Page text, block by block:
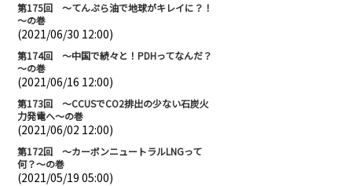
第175回 ～てんぷら油で地球がキレイに？！
～の巻
(2021/06/30 12:00)
第174回 ～中国で続々と！PDHってなんだ？
～の巻
(2021/06/16 12:00)
第173回 ～CCUSでCO2排出の少ない石炭火
力発電へ～の巻
(2021/06/02 12:00)
第172回 ～カーボンニュートラルLNGって
何？～の巻
(2021/05/19 05:00)